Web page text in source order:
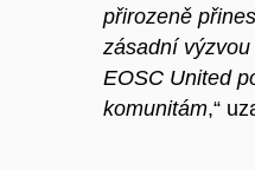
přirozeně
zásadní
EOSC United
komunitám,“